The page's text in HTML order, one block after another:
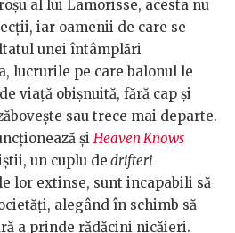
al lui Lamorisse, acesta nu
iar oamenii de care se
unei întâmplări
lucrurile pe care balonul le
viață obișnuită, fără cap și
sau trece mai departe.
și Heaven Knows
un cuplu de drifteri
lor extinse, sunt incapabili să
alegând în schimb să
a prinde rădăcini nicăieri.